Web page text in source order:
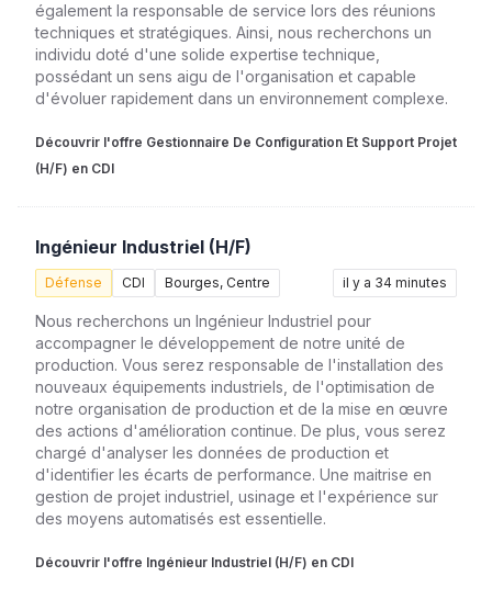
également la responsable de service lors des réunions
techniques et stratégiques. Ainsi, nous recherchons un
individu doté d'une solide expertise technique,
possédant un sens aigu de l'organisation et capable
d'évoluer rapidement dans un environnement complexe.
Découvrir l'offre Gestionnaire De Configuration Et Support Projet
(H/F) en CDI
Ingénieur Industriel (H/F)
Défense CDI Bourges, Centre il y a 34 minutes
Nous recherchons un Ingénieur Industriel pour
accompagner le développement de notre unité de
production. Vous serez responsable de l'installation des
nouveaux équipements industriels, de l'optimisation de
notre organisation de production et de la mise en œuvre
des actions d'amélioration continue. De plus, vous serez
chargé d'analyser les données de production et
d'identifier les écarts de performance. Une maitrise en
gestion de projet industriel, usinage et l'expérience sur
des moyens automatisés est essentielle.
Découvrir l'offre Ingénieur Industriel (H/F) en CDI